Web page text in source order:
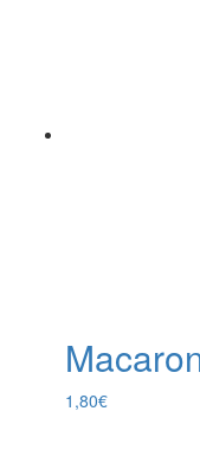
1,80€